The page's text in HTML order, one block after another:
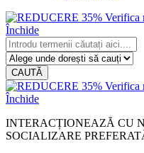
Închide
CAUTĂ
Închide
INTERACȚIONEAZĂ CU
SOCIALIZARE